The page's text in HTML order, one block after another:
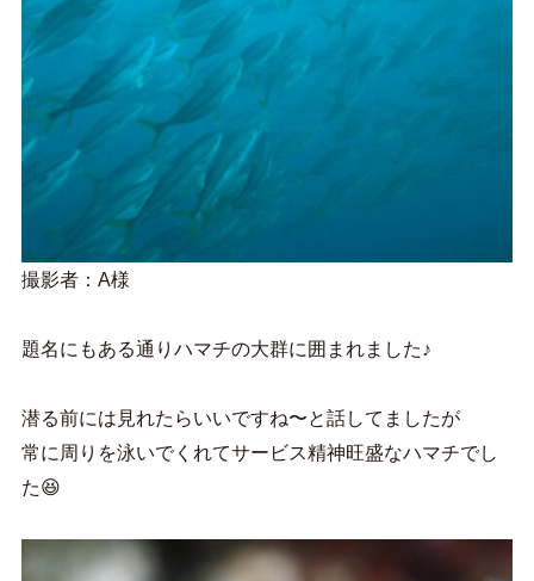
撮影者：A様
題名にもある通りハマチの大群に囲まれました♪
潜る前には見れたらいいですね〜と話してましたが
常に周りを泳いでくれてサービス精神旺盛なハマチでし
た😆